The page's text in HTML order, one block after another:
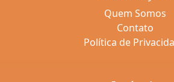
Quem Somos
Contato
Política de